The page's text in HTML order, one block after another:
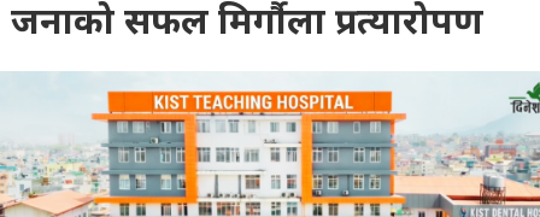
जनाको सफल मिर्गौला प्रत्यारोपण